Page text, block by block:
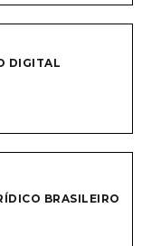
DIGITAL
BRASILEIRO